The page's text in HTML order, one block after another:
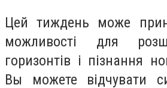
Цей тиждень може
можливості для
горизонтів і пізнання
Вы можете відчувати